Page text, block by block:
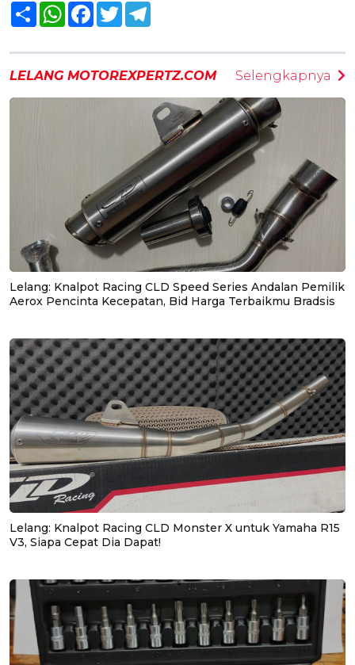
Share WhatsAppFacebook
Twitter
LELANG MOTOREXPERTZ.COM Selengkapnya
Lelang: Knalpot Racing CLD Speed Series Andalan Pemilik
Aerox Pencinta Kecepatan, Bid Harga Terbaikmu Bradsis
Lelang: Knalpot Racing CLD Monster X untuk Yamaha R15
V3, Siapa Cepat Dia Dapat!